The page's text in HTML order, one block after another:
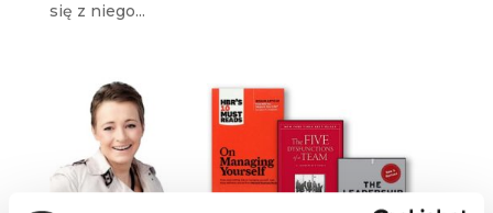
się z niego...